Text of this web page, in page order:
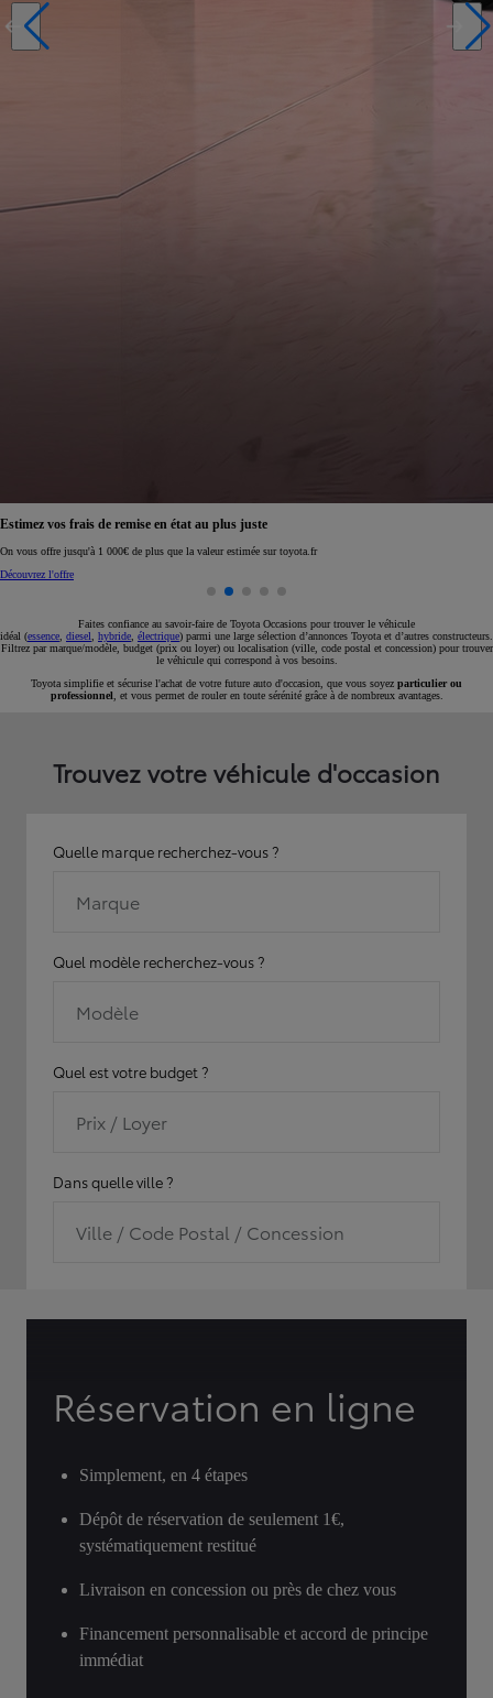
Réservez en ligne votre occasion pour 1€ seulement
Réservez en ligne
Faites confiance au savoir-faire de Toyota Occasions pour trouver le véhicule
idéal (essence diesel hybride électrique) parmi une large sélection d’annonces Toyota et d’autres constructeurs.
Filtrez par marque/modèle, budget (prix ou loyer) ou localisation (ville, code postal et concession) pour trouver
le véhicule qui correspond à vos besoins.
Toyota simplifie et sécurise l'achat de votre future auto d'occasion, que vous soyez particulier ou
professionnel , et vous permet de rouler en toute sérénité grâce à de nombreux avantages.
Trouvez votre véhicule d'occasion
Quelle marque recherchez-vous ?
Marque
Quel modèle recherchez-vous ?
Modèle
Quel est votre budget ?
Prix / Loyer
Dans quelle ville ?
Ville / Code Postal / Concession
Réservation en ligne
Simplement, en 4 étapes
Dépôt de réservation de seulement 1€,
systématiquement restitué
Livraison en concession ou près de chez vous
Financement personnalisable et accord de principe
immédiat